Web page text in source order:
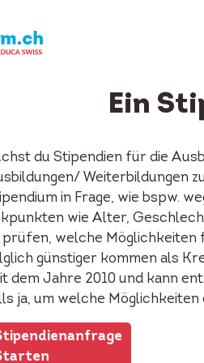
Ein
du Stipendien für die
Weiterbildungen
in Frage, wie bspw.
wie Alter,
prüfen, welche Möglichkeiten
günstiger kommen als
dem Jahre 2010 und kann
ja, um welche